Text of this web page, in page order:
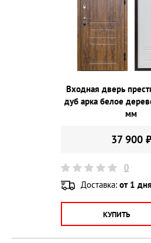
Входная дверь
дуб арка белое
мм
37 900 ₽
0
Доставка: от 1 дня
КУПИТЬ